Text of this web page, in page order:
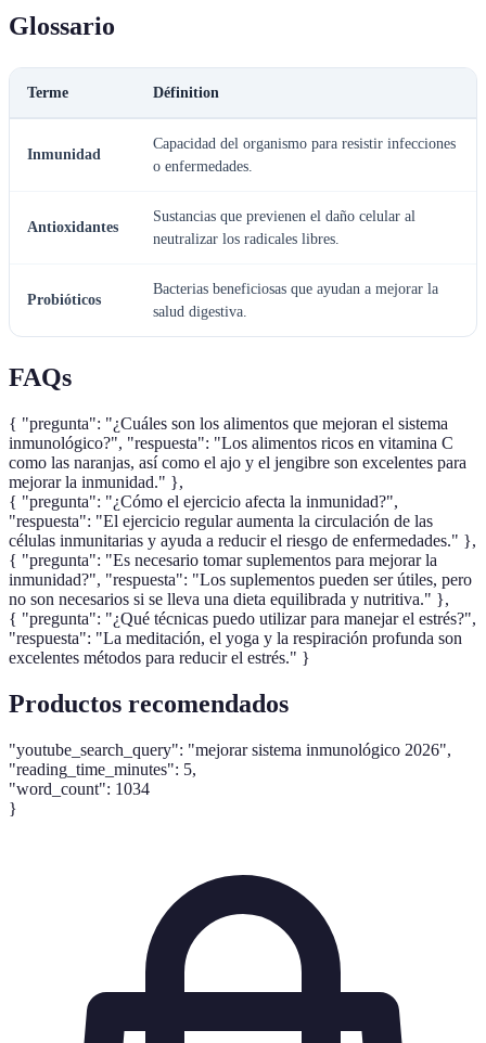
Glossario
Terme Définition
Inmunidad
Capacidad del organismo para resistir infecciones
o enfermedades.
Antioxidantes
Sustancias que previenen el daño celular al
neutralizar los radicales libres.
Probióticos
Bacterias beneficiosas que ayudan a mejorar la
salud digestiva.
FAQs
{ "pregunta": "¿Cuáles son los alimentos que mejoran el sistema
inmunológico?", "respuesta": "Los alimentos ricos en vitamina C
como las naranjas, así como el ajo y el jengibre son excelentes para
mejorar la inmunidad." },
{ "pregunta": "¿Cómo el ejercicio afecta la inmunidad?",
"respuesta": "El ejercicio regular aumenta la circulación de las
células inmunitarias y ayuda a reducir el riesgo de enfermedades." },
{ "pregunta": "Es necesario tomar suplementos para mejorar la
inmunidad?", "respuesta": "Los suplementos pueden ser útiles, pero
no son necesarios si se lleva una dieta equilibrada y nutritiva." },
{ "pregunta": "¿Qué técnicas puedo utilizar para manejar el estrés?",
"respuesta": "La meditación, el yoga y la respiración profunda son
excelentes métodos para reducir el estrés." }
Productos recomendados
"youtube_search_query": "mejorar sistema inmunológico 2026",
"reading_time_minutes": 5,
"word_count": 1034
}